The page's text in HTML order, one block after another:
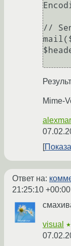
//
Mime-
Ответ на:
21:25:10 +00:00
visual